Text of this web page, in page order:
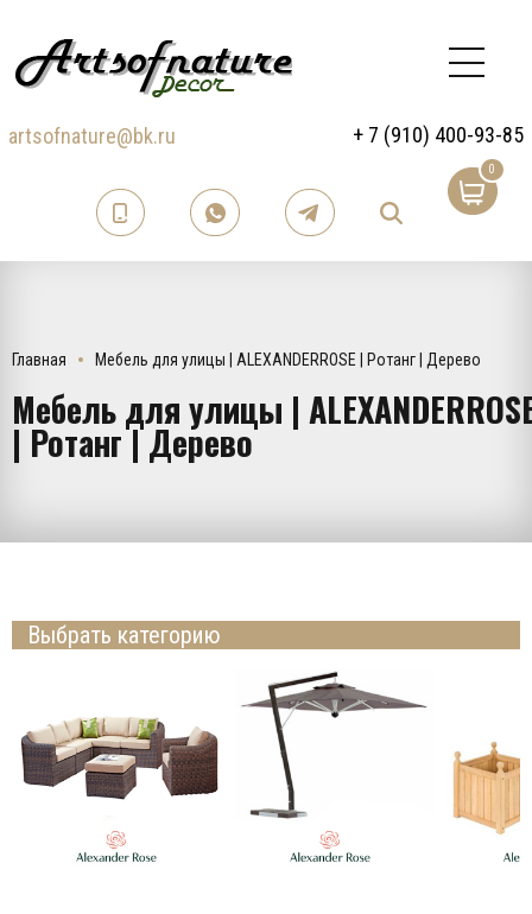
artsofnature@bk.ru + 7 (910) 400-93-85
0
Главная Мебель для улицы | ALEXANDERROSE | Ротанг | Дерево
Мебель для улицы |
| Ротанг | Дерево
Выбрать категорию